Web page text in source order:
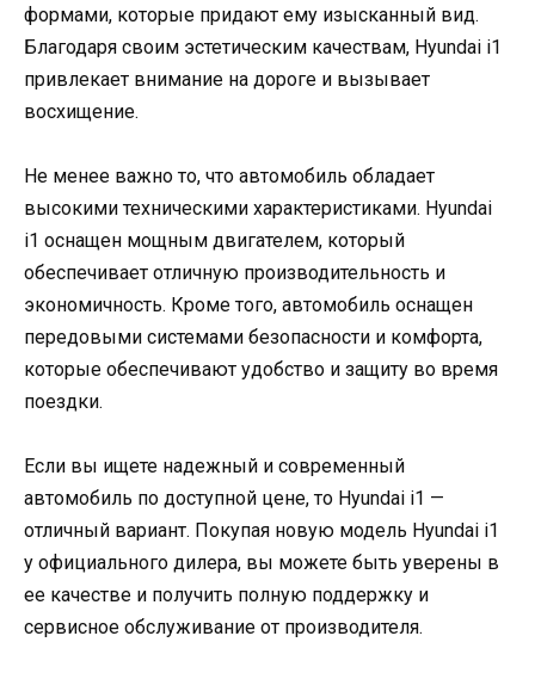
формами, которые придают ему изысканный вид.
Благодаря своим эстетическим качествам, Hyundai i1
привлекает внимание на дороге и вызывает
восхищение.
Не менее важно то, что автомобиль обладает
высокими техническими характеристиками. Hyundai
i1 оснащен мощным двигателем, который
обеспечивает отличную производительность и
экономичность. Кроме того, автомобиль оснащен
передовыми системами безопасности и комфорта,
которые обеспечивают удобство и защиту во время
поездки.
Если вы ищете надежный и современный
автомобиль по доступной цене, то Hyundai i1 —
отличный вариант. Покупая новую модель Hyundai i1
у официального дилера, вы можете быть уверены в
ее качестве и получить полную поддержку и
сервисное обслуживание от производителя.